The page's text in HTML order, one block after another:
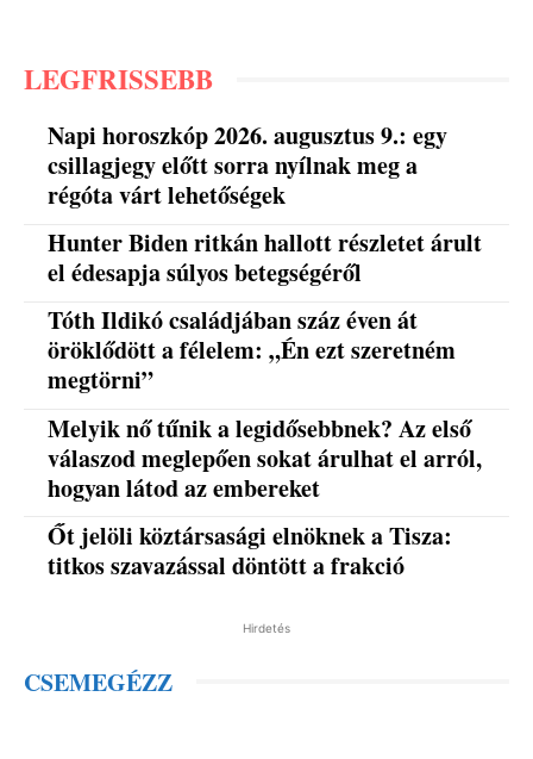
LEGFRISSEBB
Napi horoszkóp 2026. augusztus 9.: egy
csillagjegy előtt sorra nyílnak meg a
régóta várt lehetőségek
Hunter Biden ritkán hallott részletet árult
el édesapja súlyos betegségéről
Tóth Ildikó családjában száz éven át
öröklődött a félelem: „Én ezt szeretném
megtörni”
Melyik nő tűnik a legidősebbnek? Az első
válaszod meglepően sokat árulhat el arról,
hogyan látod az embereket
Őt jelöli köztársasági elnöknek a Tisza:
titkos szavazással döntött a frakció
Hirdetés
CSEMEGÉZZ